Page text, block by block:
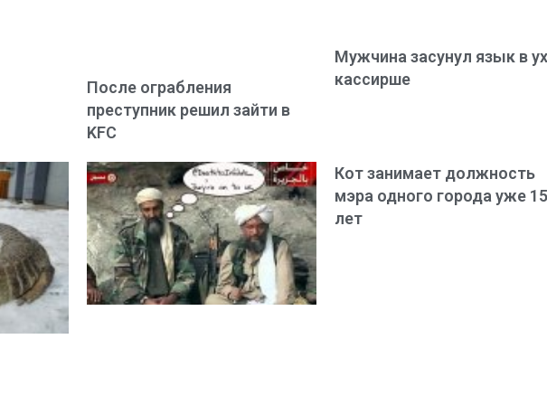
После ограбления
преступник решил зайти в
KFC
Мужчина засунул язык в
кассирше
Кот занимает должность
мэра одного города уже
лет